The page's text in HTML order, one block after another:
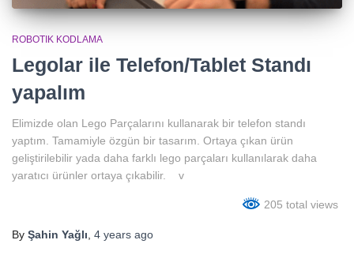
ROBOTIK KODLAMA
Legolar ile Telefon/Tablet Standı
yapalım
Elimizde olan Lego Parçalarını kullanarak bir telefon standı
yaptım. Tamamiyle özgün bir tasarım. Ortaya çıkan ürün
geliştirilebilir yada daha farklı lego parçaları kullanılarak daha
yaratıcı ürünler ortaya çıkabilir. v
205 total views
By Şahin Yağlı 4 years ago